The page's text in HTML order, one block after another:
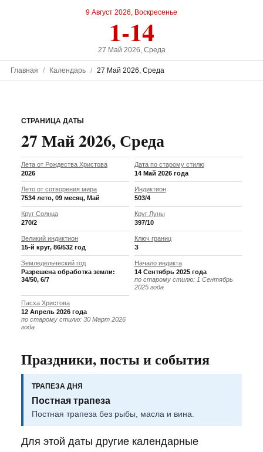
9 Август 2026, Воскресенье
1-14
27 Май 2026, Среда
Главная Календарь 27 Май 2026, Среда
СТРАНИЦА ДАТЫ
27 Май 2026, Среда
Лета от Рождества Христова
2026
Дата по старому стилю
14 Май 2026 года
Лето от сотворения мира
7534 лето, 09 месяц, Май
Индиктион
503/4
Круг Солнца
270/2
Круг Луны
397/10
Великий индиктион
15-й круг, 86/532 год
Ключ границ
З
Земледельческий год
Разрешена обработка земли:
34/50, 6/7
Начало индикта
14 Сентябрь 2025 года
по старому стилю: 1 Сентябрь
2025 года
Пасха Христова
12 Апрель 2026 года
по старому стилю: 30 Март 2026
года
Праздники, посты и события
ТРАПЕЗА ДНЯ
Постная трапеза
Постная трапеза без рыбы, масла и вина.
Для этой даты другие календарные